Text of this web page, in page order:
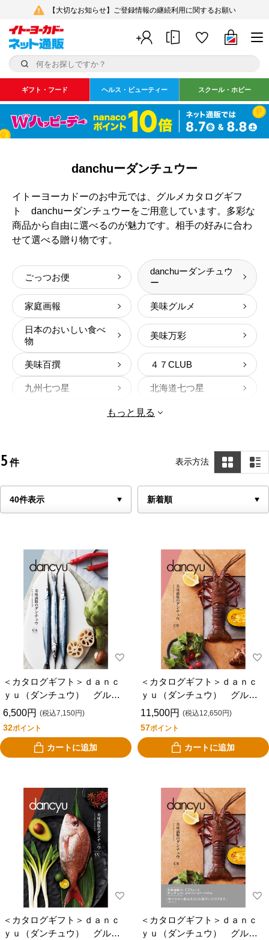
【大切なお知らせ】ご登録情報の継続利用に関するお願い
ギフト・フード ヘルス・ビューティー スクール・ホビー
danchuーダンチュウー
イトーヨーカドーのお中元では、グルメカタログギフ
ト danchuーダンチュウーをご用意しています。多彩な
商品から自由に選べるのが魅力です。相手の好みに合わ
せて選べる贈り物です。
ごっつお便
danchuーダンチュウ
ー
家庭画報 美味グルメ
日本のおいしい食べ
物
美味万彩
美味百撰 ４７CLUB
九州七つ星 北海道七つ星
もっと見る
5 件 表示方法
＜カタログギフト＞ｄａｎｃ
ｙｕ（ダンチュウ） グルメ
ギフトカタログＣＡ
6,500円 (税込7,150円)
32ポイント
カートに追加
＜カタログギフト＞ｄａｎｃ
ｙｕ（ダンチュウ） グルメ
ギフトカタログＣＢ
11,500円 (税込12,650円)
57ポイント
カートに追加
＜カタログギフト＞ｄａｎｃ
ｙｕ（ダンチュウ） グルメ
＜カタログギフト＞ｄａｎｃ
ｙｕ（ダンチュウ） グルメ